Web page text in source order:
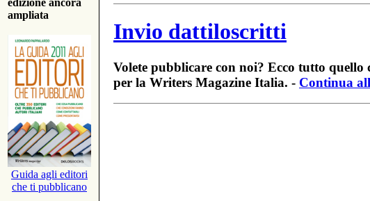
edizione ancora
ampliata
Guida agli editori
che ti pubblicano
Invio dattiloscritti
Volete pubblicare con noi? Ecco tutto quello
per la Writers Magazine Italia. - Continua